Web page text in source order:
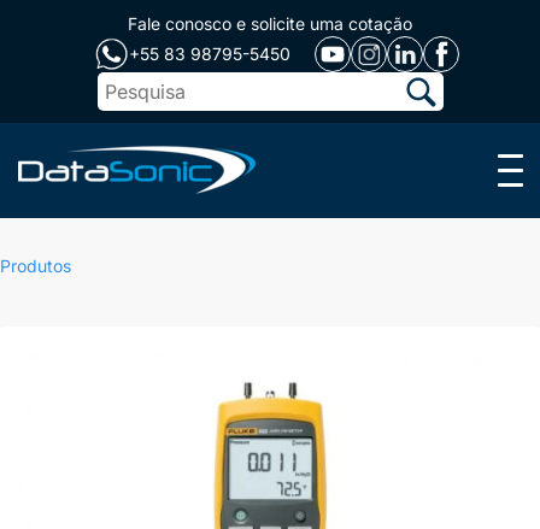
Fale conosco e solicite uma cotação
+55 83 98795-5450
Menu
Produtos